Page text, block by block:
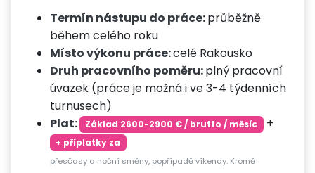
Termín nástupu do práce:průběžně
během celého roku
Místo výkonu práce:celé Rakousko
Druh pracovního poměru:plný pracovní
úvazek (práce je možná i ve 3-4 týdenních
turnusech)
Plat:
Základ 2600-2900 € / brutto / měsíc +
+ příplatky za
přesčasy a noční směny, popřípadě víkendy. Kromě